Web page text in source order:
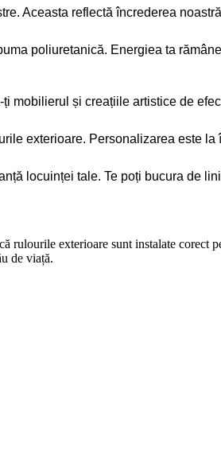
Aceasta reflectă încrederea
poliuretanică. Energiea ta
mobilierul și creațiile artistice de
exterioare. Personalizarea este
locuinței tale. Te poți bucura de
rulourile exterioare sunt instalate corect
de viață.